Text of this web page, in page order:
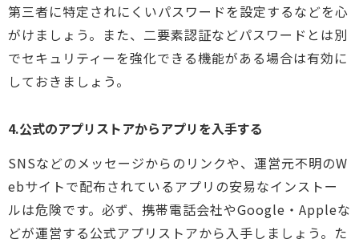
第三者に特定されにくいパスワードを設定するなどを心
がけましょう。また、二要素認証などパスワードとは別
でセキュリティーを強化できる機能がある場合は有効に
しておきましょう。
4.公式のアプリストアからアプリを入手する
SNSなどのメッセージからのリンクや、運営元不明のW
ebサイトで配布されているアプリの安易なインストー
ルは危険です。必ず、携帯電話会社やGoogle・Appleな
どが運営する公式アプリストアから入手しましょう。た